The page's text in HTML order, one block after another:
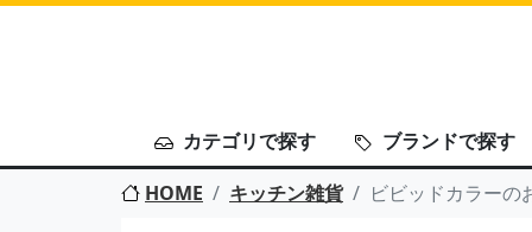
カテゴリで探す
ブランドで探す
HOME
キッチン雑貨 ビビッドカラー